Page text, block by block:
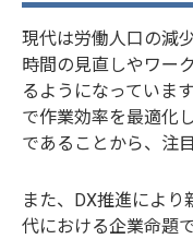
現代は労働人口の減
時間の見直しやワー
るようになっていま
で作業効率を最適化
であることから、注
また、DX推進によ
代における企業命題